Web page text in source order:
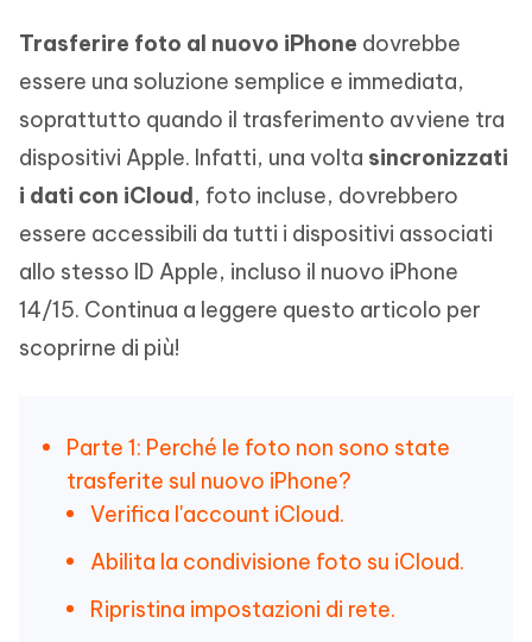
Trasferire foto al nuovo iPhone dovrebbe
essere una soluzione semplice e immediata,
soprattutto quando il trasferimento avviene tra
dispositivi Apple. Infatti, una volta sincronizzati
i dati con iCloud, foto incluse, dovrebbero
essere accessibili da tutti i dispositivi associati
allo stesso ID Apple, incluso il nuovo iPhone
14/15. Continua a leggere questo articolo per
scoprirne di più!
Parte 1: Perché le foto non sono state
trasferite sul nuovo iPhone?
Verifica l'account iCloud.
Abilita la condivisione foto su iCloud.
Ripristina impostazioni di rete.